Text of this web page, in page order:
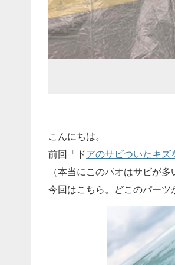
こんにちは。
前回「ドアのサビついたキズ
（本当にこのパオはサビが多
今回はこちら。どこのパーツ